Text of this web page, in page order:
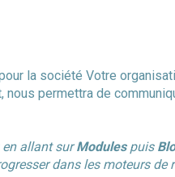
la société Votre
permettra de
allant surModulespuis
dans les moteurs de